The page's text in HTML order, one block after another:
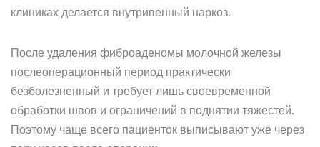
клиниках делается внутривенный наркоз.
После удаления фиброаденомы молочной железы
послеоперационный период практически
безболезненный и требует лишь своевременной
обработки швов и ограничений в поднятии тяжестей.
Поэтому чаще всего пациенток выписывают уже через